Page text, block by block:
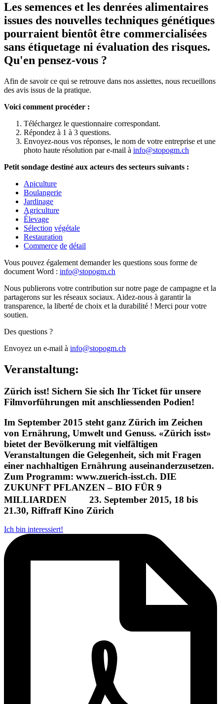
Les semences et les denrées alimentaires
issues des nouvelles techniques génétiques
pourraient bientôt être commercialisées
sans étiquetage ni évaluation des risques.
Qu'en pensez-vous ?
Afin de savoir ce qui se retrouve dans nos assiettes, nous recueillons
des avis issus de la pratique.
Voici comment procéder :
Téléchargez le questionnaire correspondant.
Répondez à 1 à 3 questions.
Envoyez-nous vos réponses, le nom de votre entreprise et une
photo haute résolution par e-mail à info@stopogm.ch
Petit sondage destiné aux acteurs des secteurs suivants :
Apiculture
Boulangerie
Jardinage
Agriculture
Élevage
Sélection végétale
Restauration
Commerce de détail
Vous pouvez également demander les questions sous forme de
document Word : info@stopogm.ch
Nous publierons votre contribution sur notre page de campagne et la
partagerons sur les réseaux sociaux. Aidez-nous à garantir la
transparence, la liberté de choix et la durabilité ! Merci pour votre
soutien.
Des questions ?
Envoyez un e-mail à info@stopogm.ch
Veranstaltung:
Zürich isst! Sichern Sie sich Ihr Ticket für unsere
Filmvorführungen mit anschliessenden Podien!
Im September 2015 steht ganz Zürich im Zeichen
von Ernährung, Umwelt und Genuss. «Zürich isst»
bietet der Bevölkerung mit vielfältigen
Veranstaltungen die Gelegenheit, sich mit Fragen
einer nachhaltigen Ernährung auseinanderzusetzen.
Zum Programm: www.zuerich-isst.ch. DIE
ZUKUNFT PFLANZEN – BIO FÜR 9
MILLIARDEN 23. September 2015, 18 bis
21.30, Riffraff Kino Zürich
Ich bin interessiert!